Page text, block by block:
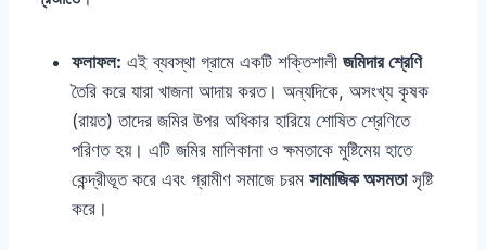
ফলাফল: এই ব্যবস্থা গ্রামে একটি শক্তিশালী জমিদার শ্রেণি
তৈরি করে যারা খাজনা আদায় করত। অন্যদিকে, অসংখ্য কৃষক
(রায়ত) তাদের জমির উপর অধিকার হারিয়ে শোষিত শ্রেণিতে
পরিণত হয়। এটি জমির মালিকানা ও ক্ষমতাকে মুষ্টিমেয় হাতে
কেন্দ্রীভূত করে এবং গ্রামীণ সমাজে চরম সামাজিক অসমতাসৃষ্টি
করে।